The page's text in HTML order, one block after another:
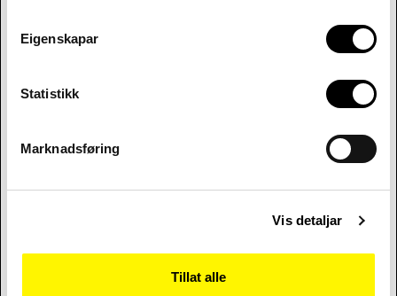
Eigenskapar
Statistikk
Marknadsføring
Vis detaljar
Tillat alle